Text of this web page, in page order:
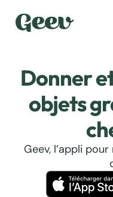
Donner
objets
Geev, l’appli